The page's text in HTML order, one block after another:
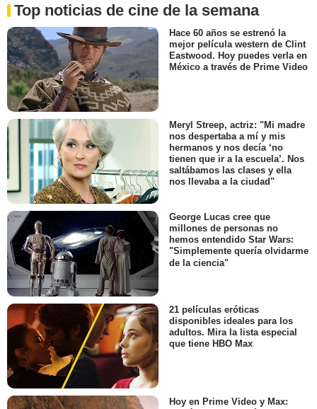
Top noticias de cine de la semana
Hace 60 años se estrenó la
mejor película western de Clint
Eastwood. Hoy puedes verla en
México a través de Prime Video
Meryl Streep, actriz: "Mi madre
nos despertaba a mí y mis
hermanos y nos decía ‘no
tienen que ir a la escuela’. Nos
saltábamos las clases y ella
nos llevaba a la ciudad"
George Lucas cree que
millones de personas no
hemos entendido Star Wars:
"Simplemente quería olvidarme
de la ciencia"
21 películas eróticas
disponibles ideales para los
adultos. Mira la lista especial
que tiene HBO Max
Hoy en Prime Video y Max: